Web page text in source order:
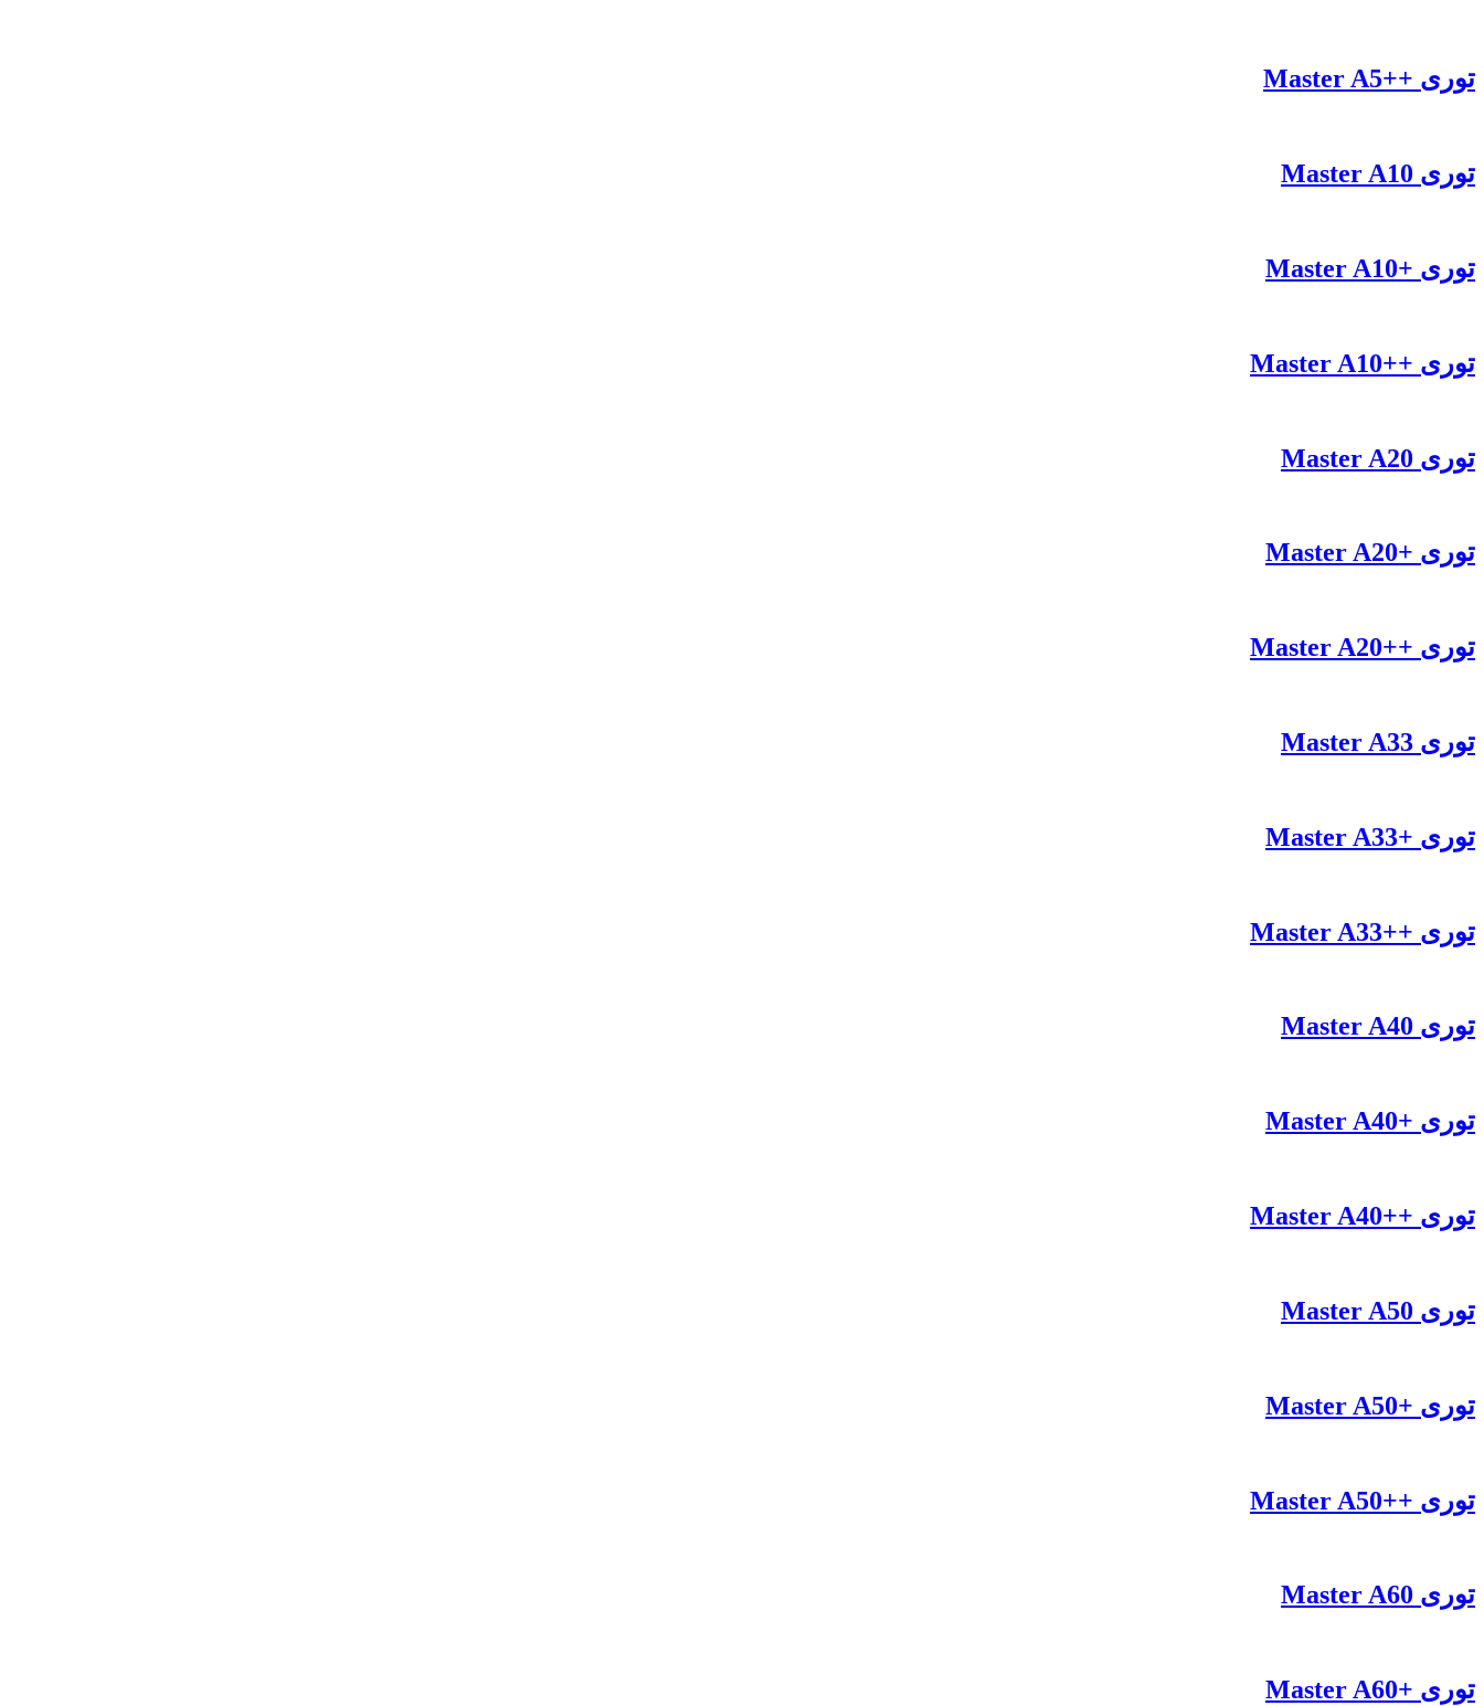
توری ++Master A5
توری Master A10
توری +Master A10
توری ++Master A10
توری Master A20
توری +Master A20
توری ++Master A20
توری Master A33
توری +Master A33
توری ++Master A33
توری Master A40
توری +Master A40
توری ++Master A40
توری Master A50
توری +Master A50
توری ++Master A50
توری Master A60
توری +Master A60